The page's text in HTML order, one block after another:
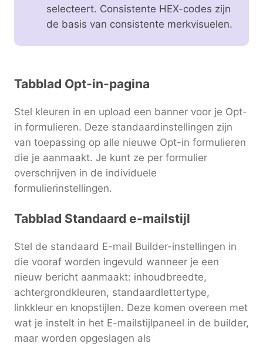
selecteert. Consistente HEX-codes zijn
de basis van consistente merkvisuelen.
Tabblad Opt-in-pagina
Stel kleuren in en upload een banner voor je Opt-
in formulieren. Deze standaardinstellingen zijn
van toepassing op alle nieuwe Opt-in formulieren
die je aanmaakt. Je kunt ze per formulier
overschrijven in de individuele
formulierinstellingen.
Tabblad Standaard e-mailstijl
Stel de standaard E-mail Builder-instellingen in
die vooraf worden ingevuld wanneer je een
nieuw bericht aanmaakt: inhoudbreedte,
achtergrondkleuren, standaardlettertype,
linkkleur en knopstijlen. Deze komen overeen met
wat je instelt in het E-mailstijlpaneel in de builder,
maar worden opgeslagen als